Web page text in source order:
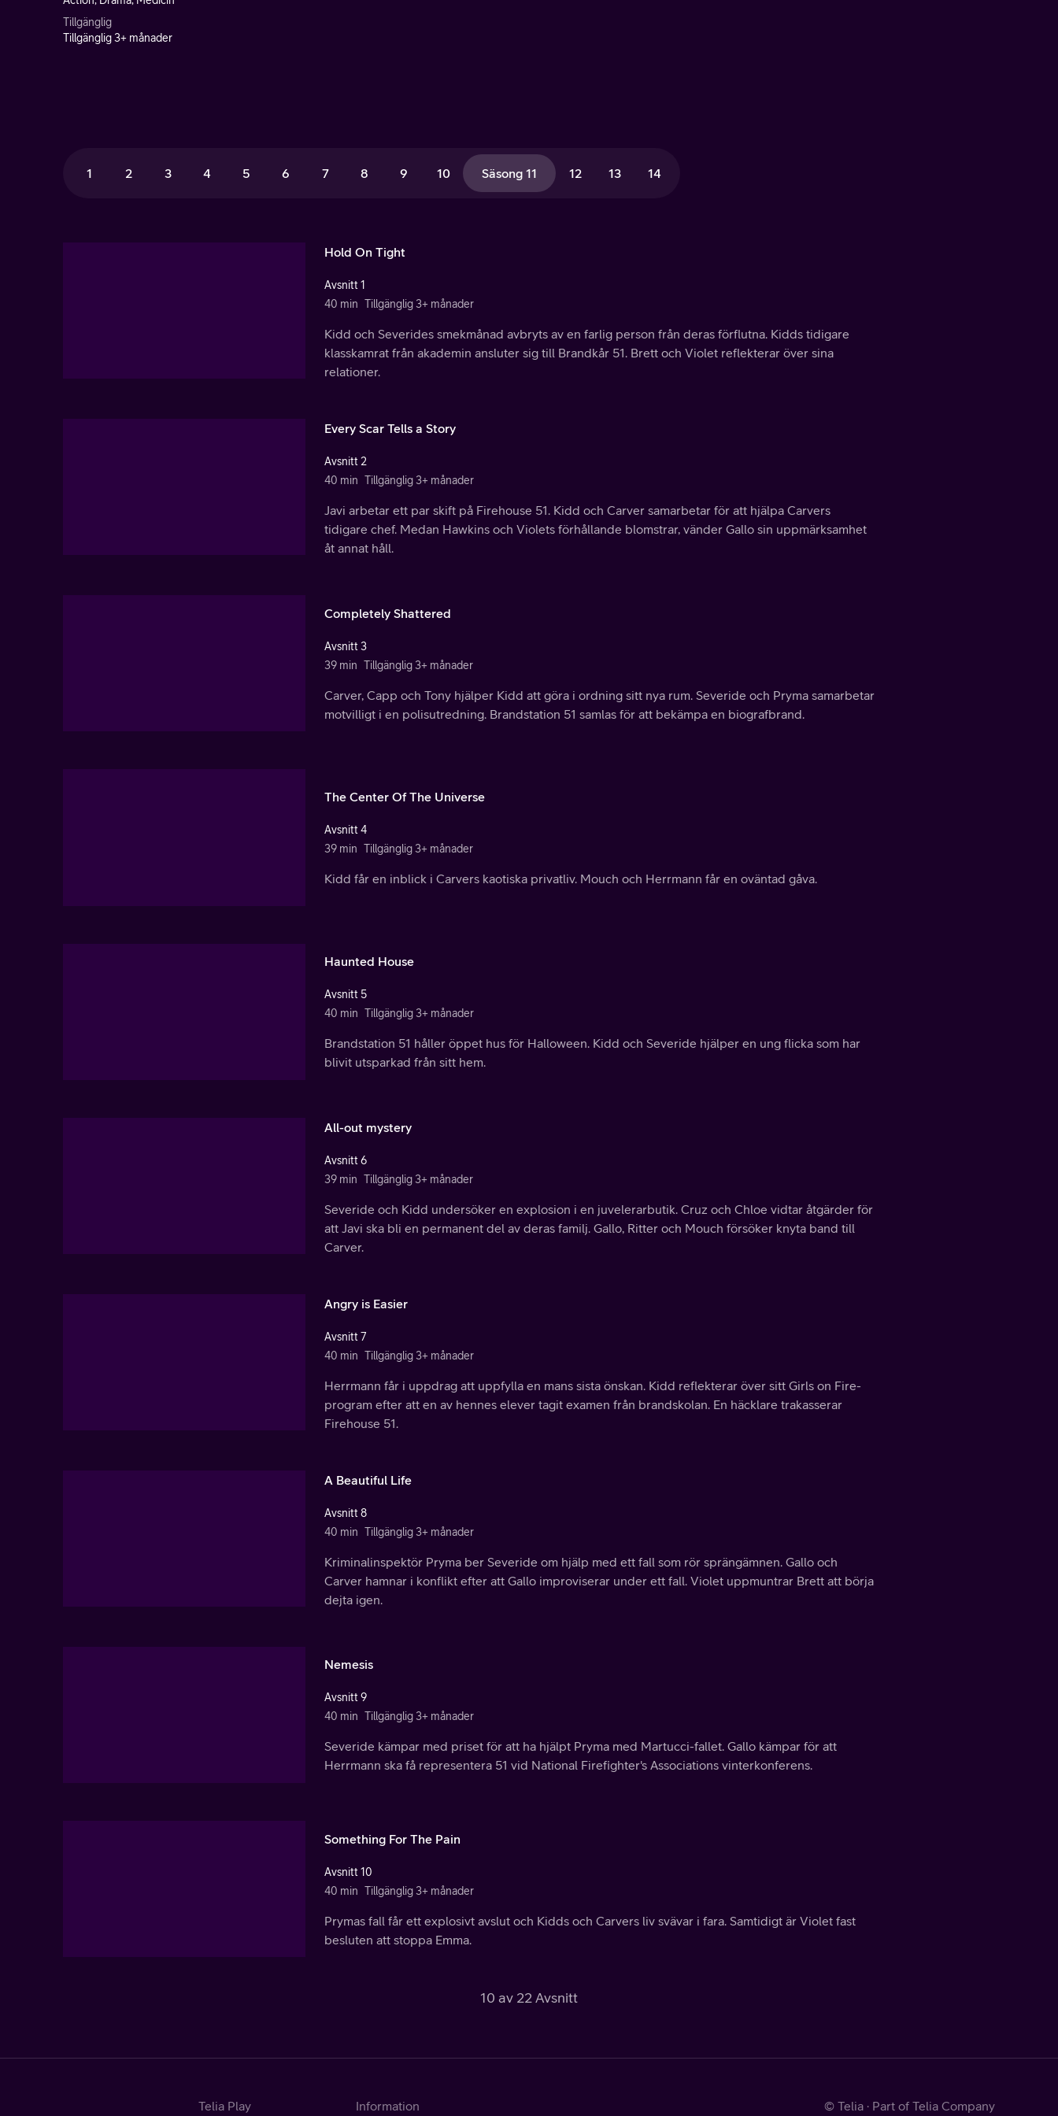
Tillgänglig
Tillgänglig 3+ månader
1 2 3 4 5 6 7 8 9 10 Säsong 11 12 13 14
Hold On Tight
Avsnitt 1
40 min Tillgänglig 3+ månader
Kidd och Severides smekmånad avbryts av en farlig person från deras förflutna. Kidds tidigare
klasskamrat från akademin ansluter sig till Brandkår 51. Brett och Violet reflekterar över sina
relationer.
Every Scar Tells a Story
Avsnitt 2
40 min Tillgänglig 3+ månader
Javi arbetar ett par skift på Firehouse 51. Kidd och Carver samarbetar för att hjälpa Carvers
tidigare chef. Medan Hawkins och Violets förhållande blomstrar, vänder Gallo sin uppmärksamhet
åt annat håll.
Completely Shattered
Avsnitt 3
39 min Tillgänglig 3+ månader
Carver, Capp och Tony hjälper Kidd att göra i ordning sitt nya rum. Severide och Pryma samarbetar
motvilligt i en polisutredning. Brandstation 51 samlas för att bekämpa en biografbrand.
The Center Of The Universe
Avsnitt 4
39 min Tillgänglig 3+ månader
Kidd får en inblick i Carvers kaotiska privatliv. Mouch och Herrmann får en oväntad gåva.
Haunted House
Avsnitt 5
40 min Tillgänglig 3+ månader
Brandstation 51 håller öppet hus för Halloween. Kidd och Severide hjälper en ung flicka som har
blivit utsparkad från sitt hem.
All-out mystery
Avsnitt 6
39 min Tillgänglig 3+ månader
Severide och Kidd undersöker en explosion i en juvelerarbutik. Cruz och Chloe vidtar åtgärder för
att Javi ska bli en permanent del av deras familj. Gallo, Ritter och Mouch försöker knyta band till
Carver.
Angry is Easier
Avsnitt 7
40 min Tillgänglig 3+ månader
Herrmann får i uppdrag att uppfylla en mans sista önskan. Kidd reflekterar över sitt Girls on Fire-
program efter att en av hennes elever tagit examen från brandskolan. En häcklare trakasserar
Firehouse 51.
A Beautiful Life
Avsnitt 8
40 min Tillgänglig 3+ månader
Kriminalinspektör Pryma ber Severide om hjälp med ett fall som rör sprängämnen. Gallo och
Carver hamnar i konflikt efter att Gallo improviserar under ett fall. Violet uppmuntrar Brett att börja
dejta igen.
Nemesis
Avsnitt 9
40 min Tillgänglig 3+ månader
Severide kämpar med priset för att ha hjälpt Pryma med Martucci-fallet. Gallo kämpar för att
Herrmann ska få representera 51 vid National Firefighter's Associations vinterkonferens.
Something For The Pain
Avsnitt 10
40 min Tillgänglig 3+ månader
Prymas fall får ett explosivt avslut och Kidds och Carvers liv svävar i fara. Samtidigt är Violet fast
besluten att stoppa Emma.
10 av 22 Avsnitt
Telia Play Information © Telia · Part of Telia Company